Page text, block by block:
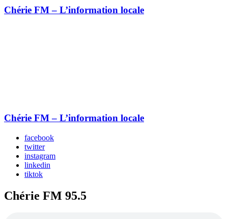
Chérie FM – L’information locale
Chérie FM – L’information locale
facebook
twitter
instagram
linkedin
tiktok
Chérie FM 95.5